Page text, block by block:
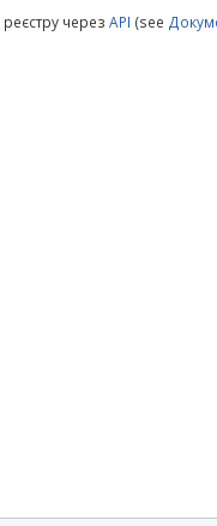
через API (see